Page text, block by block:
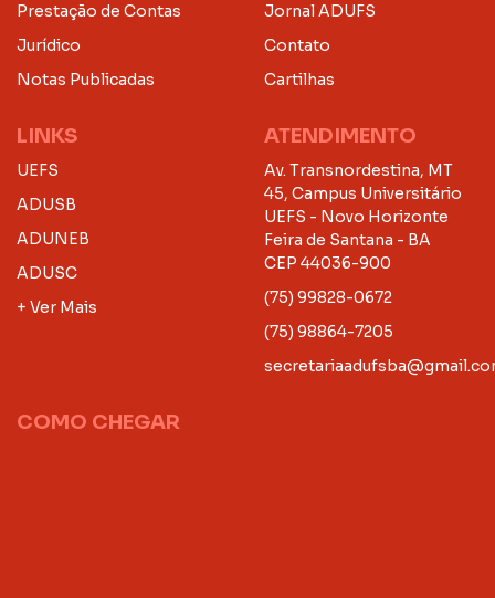
Prestação de Contas
Jurídico
Notas Publicadas
Jornal ADUFS
Contato
Cartilhas
LINKS
UEFS
ADUSB
ADUNEB
ADUSC
+ Ver Mais
COMO CHEGAR
ATENDIMENTO
Av. Transnordestina, MT
45, Campus Universitário
UEFS - Novo Horizonte
Feira de Santana - BA
CEP 44036-900
(75) 99828-0672
(75) 98864-7205